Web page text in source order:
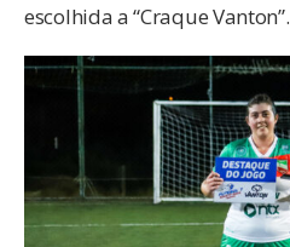
escolhida a “Craque Vanton”.